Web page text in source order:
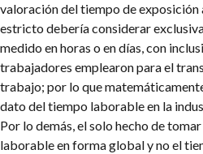
valoración del tiempo de exposición
estricto debería considerar
medido en horas o en días, con
trabajadores emplearon para el
trabajo; por lo que
dato del tiempo laborable en la
Por lo demás, el solo hecho de
laborable en forma global y no el